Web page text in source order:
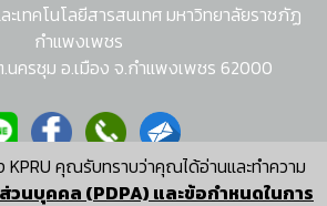
KPRU คุณรับทราบว่าคุณได้อ่านและทำความ
วนบุคคล (PDPA) และข้อกำหนดในการ
เทคโนโลยีสารสนเทศ มหาวิทยาลัยราชภัฏ
กำแพงเพชร
.นครชุม อ.เมือง จ.กำแพงเพชร 62000
นาระบบ อนุชา พวงผกา